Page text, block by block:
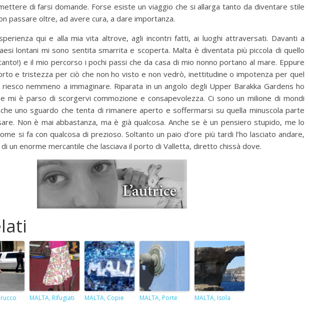
di farsi domande. Forse esiste un viaggio che si allarga tanto da diventare stile
passare oltre, ad avere cura, a dare importanza.
qui e alla mia vita altrove, agli incontri fatti, ai luoghi attraversati. Davanti a
lontani mi sono sentita smarrita e scoperta. Malta è diventata più piccola di quello
e il mio percorso i pochi passi che da casa di mio nonno portano al mare. Eppure
e tristezza per ciò che non ho visto e non vedrò, inettitudine o impotenza per quel
nemmeno a immaginare. Riparata in un angolo degli Upper Barakka Gardens ho
mi è parso di scorgervi commozione e consapevolezza. Ci sono un milione di mondi
uno sguardo che tenta di rimanere aperto e soffermarsi su quella minuscola parte
Non è mai abbastanza, ma è già qualcosa. Anche se è un pensiero stupido, me lo
si fa con qualcosa di prezioso. Soltanto un paio d’ore più tardi l’ho lasciato andare,
un enorme mercantile che lasciava il porto di Valletta, diretto chissà dove.
MALTA, Rifugiati MALTA, Copie MALTA, Porte MALTA, Isola